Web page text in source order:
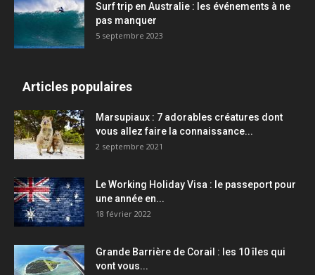
Surf trip en Australie : les événements à ne
pas manquer
5 septembre 2023
Articles populaires
Marsupiaux : 7 adorables créatures dont
vous allez faire la connaissance...
2 septembre 2021
Le Working Holiday Visa : le passeport pour
une année en...
18 février 2022
Grande Barrière de Corail : les 10 îles qui
vont vous...